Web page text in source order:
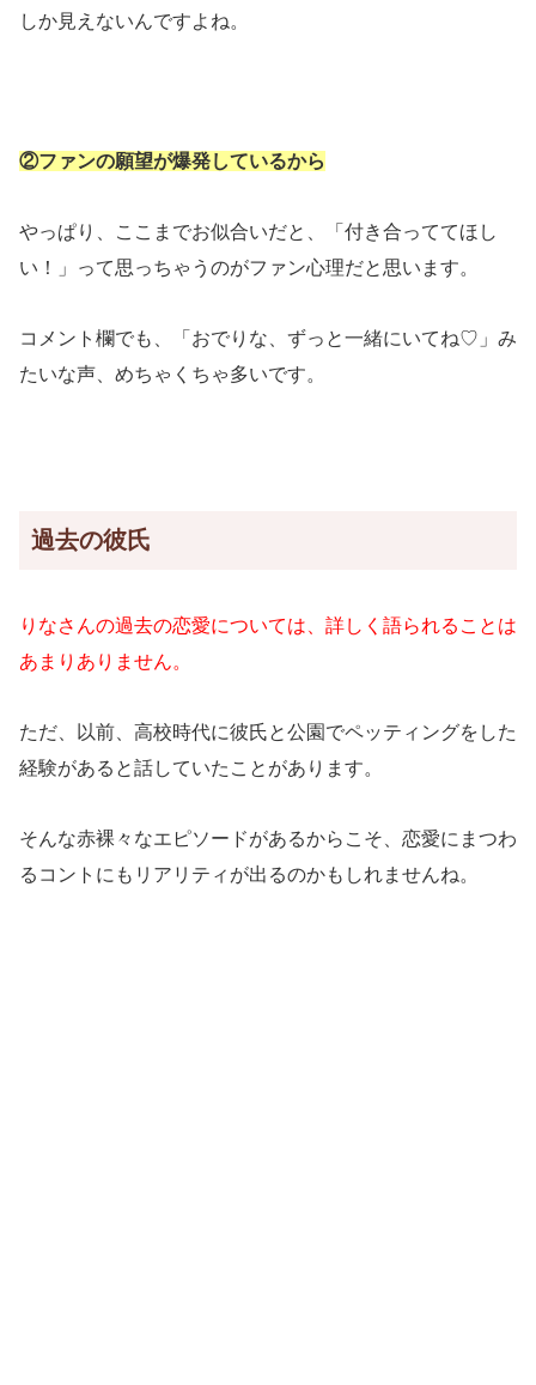
しか見えないんですよね。
②ファンの願望が爆発しているから
やっぱり、ここまでお似合いだと、「付き合っててほし
い！」って思っちゃうのがファン心理だと思います。
コメント欄でも、「おでりな、ずっと一緒にいてね♡」み
たいな声、めちゃくちゃ多いです。
過去の彼氏
りなさんの過去の恋愛については、詳しく語られることは
あまりありません。
ただ、以前、高校時代に彼氏と公園でペッティングをした
経験があると話していたことがあります。
そんな赤裸々なエピソードがあるからこそ、恋愛にまつわ
るコントにもリアリティが出るのかもしれませんね。